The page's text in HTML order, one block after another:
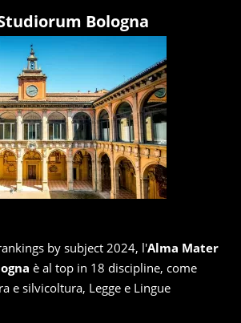
Bologna
by subject 2024, l'Alma Mater
è al top in 18 discipline, come
e silvicoltura, Legge e Lingue